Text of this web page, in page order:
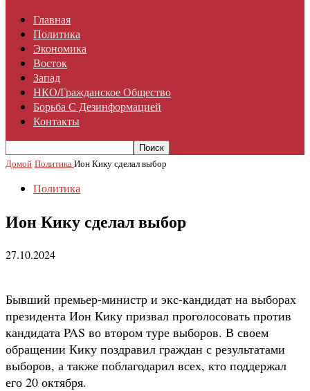
Главная
Политика
Экономика
Восток
Запад
НКО/гражданское Общество
Борьба С Дезинформацией
Контакты
Домой ПолитикаИон Кику сделал выбор
Политика
Ион Кику сделал выбор
27.10.2024
Бывший премьер-министр и экс-кандидат на выборах
президента Ион Кику призвал проголосовать против
кандидата PAS во втором туре выборов. В своем
обращении Кику поздравил граждан с результатами
выборов, а также поблагодарил всех, кто поддержал
его 20 октября.